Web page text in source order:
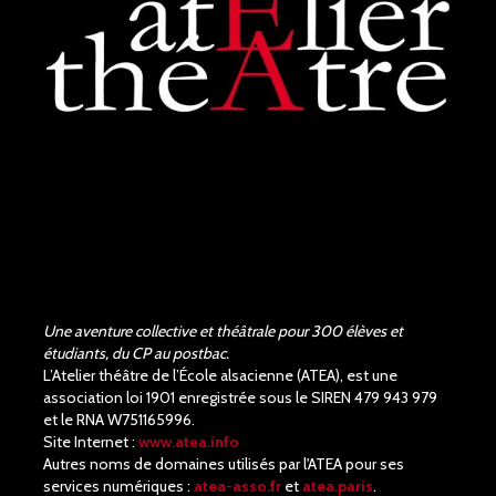
Judith Aubry.
Bravo !!! Que de bons
acteurs !! Quel beau travail.
Un Richard III de très bonne
qualité.
Une aventure collective et théâtrale pour 300 élèves et
étudiants, du CP au postbac.
L’Atelier théâtre de l’École alsacienne (ATEA), est une
association loi 1901 enregistrée sous le SIREN 479 943 979
et le RNA W751165996.
Site Internet : www.atea.info
Autres noms de domaines utilisés par l'ATEA pour ses
services numériques : atea-asso.fr et atea.paris.